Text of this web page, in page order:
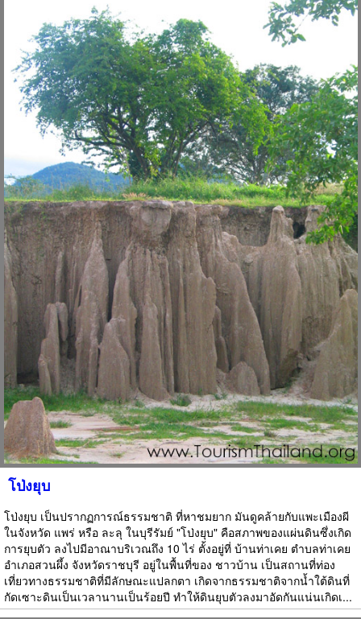
โป่งยุบ
โป่งยุบ เป็นปรากฏการณ์ธรรมชาติ ที่หาชมยาก มันดูคล้ายกับแพะเมืองผี
ในจังหวัด แพร่ หรือ ละลุ ในบุรีรัมย์ "โป่งยุบ" คือสภาพของแผ่นดินซึ่งเกิด
การยุบตัว ลงไปมีอาณาบริเวณถึง 10 ไร่ ตั้งอยู่ที่ บ้านท่าเคย ตำบลท่าเคย
อำเภอสวนผึ้ง จังหวัดราชบุรี อยู่ในพื้นที่ของ ชาวบ้าน เป็นสถานที่ท่อง
เที่ยวทางธรรมชาติที่มีลักษณะแปลกตา เกิดจากธรรมชาติจากน้ำใต้ดินที่
กัดเซาะดินเป็นเวลานานเป็นร้อยปี ทำให้ดินยุบตัวลงมาอัดกันแน่นเกิดเ...